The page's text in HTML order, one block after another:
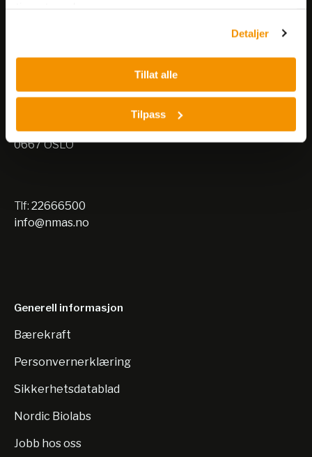
Detaljer
Tillat alle
Tilpass
Besøksadresse:
0667 OSLO
Nils Hansens vei 10
0667 OSLO
Tlf: 22666500
info@nmas.no
Generell informasjon
Bærekraft
Personvernerklæring
Sikkerhetsdatablad
Nordic Biolabs
Jobb hos oss